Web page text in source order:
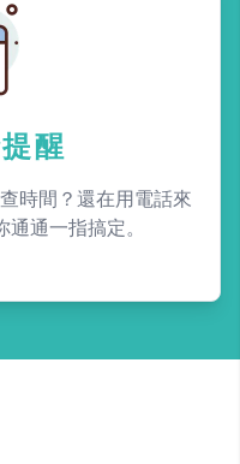
醒
時間？還在用電話來
通一指搞定。